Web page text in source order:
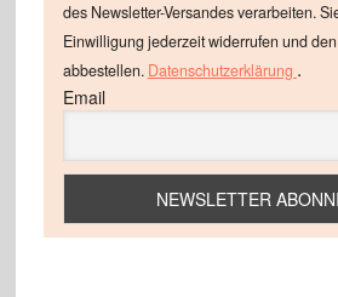
des Newsletter-Versandes verarbeiten.
Einwilligung jederzeit widerrufen und
abbestellen. Datenschutzerklärung .
Email